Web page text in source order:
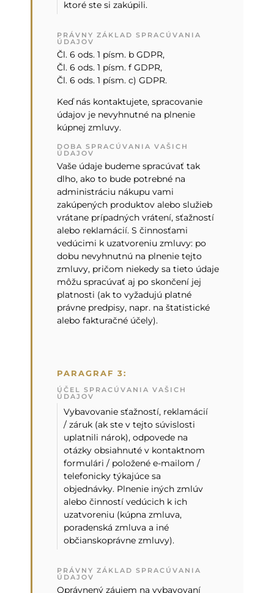
ktoré ste si zakúpili.
PRÁVNY ZÁKLAD SPRACÚVANIA
ÚDAJOV
Čl. 6 ods. 1 písm. b GDPR,
Čl. 6 ods. 1 písm. f GDPR,
Čl. 6 ods. 1 písm. c) GDPR.
Keď nás kontaktujete, spracovanie
údajov je nevyhnutné na plnenie
kúpnej zmluvy.
DOBA SPRACÚVANIA VAŠICH
ÚDAJOV
Vaše údaje budeme spracúvať tak
dlho, ako to bude potrebné na
administráciu nákupu vami
zakúpených produktov alebo služieb
vrátane prípadných vrátení, sťažností
alebo reklamácií. S činnosťami
vedúcimi k uzatvoreniu zmluvy: po
dobu nevyhnutnú na plnenie tejto
zmluvy, pričom niekedy sa tieto údaje
môžu spracúvať aj po skončení jej
platnosti (ak to vyžadujú platné
právne predpisy, napr. na štatistické
alebo fakturačné účely).
PARAGRAF 3:
ÚČEL SPRACÚVANIA VAŠICH
ÚDAJOV
Vybavovanie sťažností, reklamácií
/ záruk (ak ste v tejto súvislosti
uplatnili nárok), odpovede na
otázky obsiahnuté v kontaktnom
formulári / položené e-mailom /
telefonicky týkajúce sa
objednávky. Plnenie iných zmlúv
alebo činností vedúcich k ich
uzatvoreniu (kúpna zmluva,
poradenská zmluva a iné
občianskoprávne zmluvy).
PRÁVNY ZÁKLAD SPRACÚVANIA
ÚDAJOV
Oprávnený záujem na vybavovaní